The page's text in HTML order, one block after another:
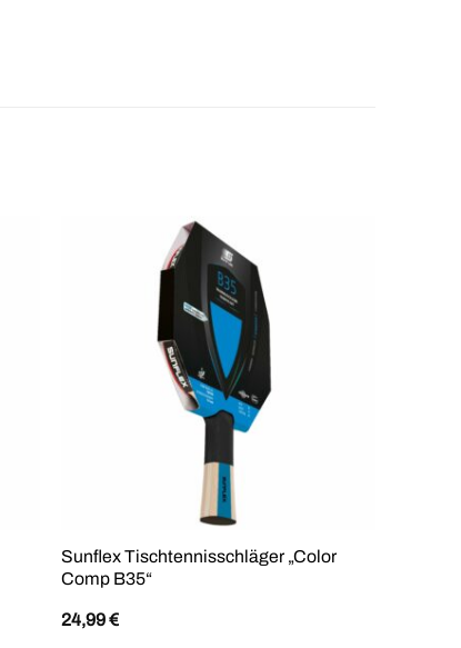
Sunflex Tischtennisschläger „Color
Comp B35“
24,99€